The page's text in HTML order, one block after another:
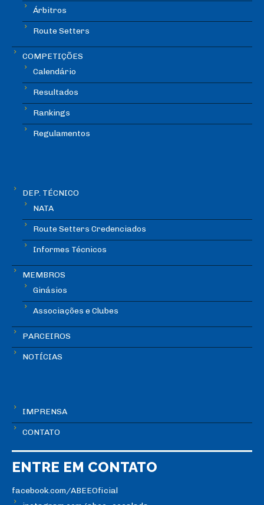
Árbitros
Route Setters
COMPETIÇÕES
Calendário
Resultados
Rankings
Regulamentos
DEP. TÉCNICO
NATA
Route Setters Credenciados
Informes Técnicos
MEMBROS
Ginásios
Associações e Clubes
PARCEIROS
NOTÍCIAS
IMPRENSA
CONTATO
ENTRE EM CONTATO
facebook.com/ABEEOficial